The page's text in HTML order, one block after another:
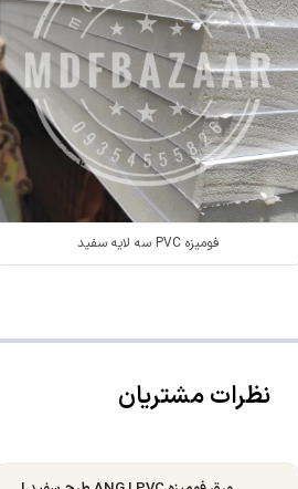
فومیزه PVC سه لایه سفید
نظرات مشتریان